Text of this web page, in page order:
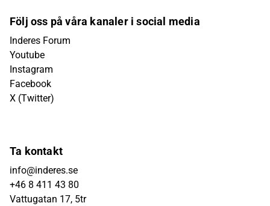
Följ oss på våra kanaler i social media
Inderes Forum
Youtube
Instagram
Facebook
X (Twitter)
Ta kontakt
info@inderes.se
+46 8 411 43 80
Vattugatan 17, 5tr